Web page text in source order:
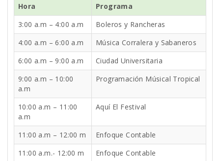
Hora
Programa
3:00 a.m – 4:00 a.m
Boleros y Rancheras
4:00 a.m – 6:00 a.m
Música Corralera y Sabaneros
6:00 a.m – 9:00 a.m
Ciudad Universitaria
9:00 a.m – 10:00
a.m
Programación Músical Tropical
10:00 a.m – 11:00
a.m
Aquí El Festival
11:00 a.m – 12:00 m
Enfoque Contable
11:00 a.m.- 12:00 m
Enfoque Contable